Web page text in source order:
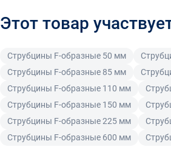
Этот товар
Струбцины F-образные 50 мм
Струбцины F-образные 85 мм
Струбцины F-образные 110 мм
Струбцины F-образные 150 мм
Струбцины F-образные 225 мм
Струбцины F-образные 600 мм